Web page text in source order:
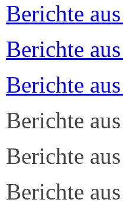
Berichte
Berichte
Berichte
Berichte
Berichte
Berichte